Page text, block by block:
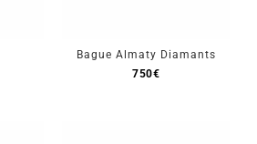
Bague Almaty Diamants
750€